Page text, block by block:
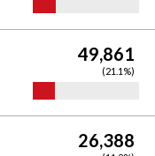
49,861
(21.1 %)
26,388